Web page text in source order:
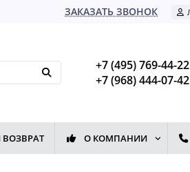
ЗАКАЗАТЬ ЗВОНОК
+7 (495) 769-44-22
+7 (968) 444-07-42
ВОЗВРАТ О КОМПАНИИ